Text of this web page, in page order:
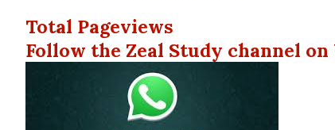
Total Pageviews
Follow the Zeal Study channel on